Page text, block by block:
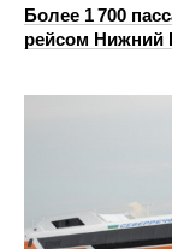
Более 1 700
рейсом Нижний